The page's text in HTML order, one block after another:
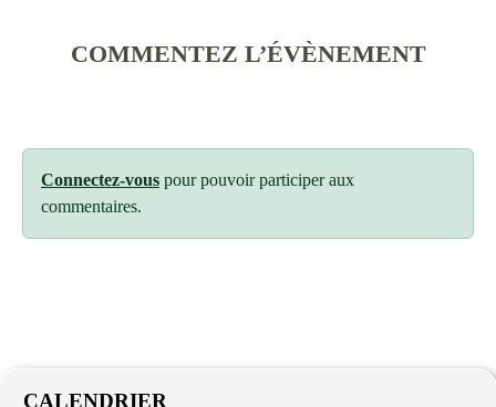
COMMENTEZ L’ÉVÈNEMENT
Connectez-vous pour pouvoir participer aux
commentaires.
CALENDRIER